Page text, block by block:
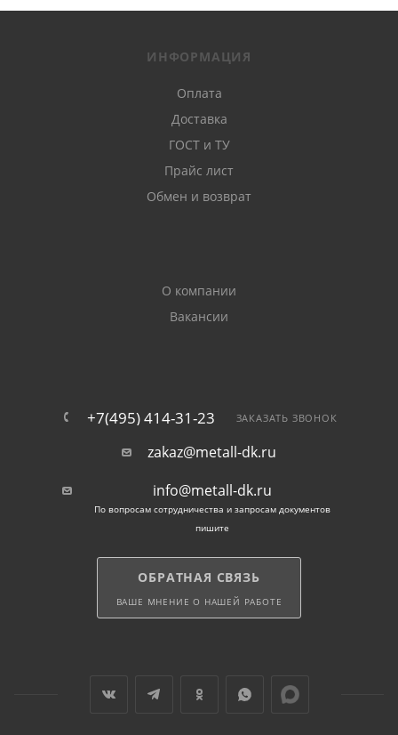
ИНФОРМАЦИЯ
Оплата
Доставка
ГОСТ и ТУ
Прайс лист
Обмен и возврат
О компании
Вакансии
+7(495) 414-31-23 ЗАКАЗАТЬ ЗВОНОК
zakaz@metall-dk.ru
info@metall-dk.ru
По вопросам сотрудничества и запросам документов
пишите
ОБРАТНАЯ СВЯЗЬ
ВАШЕ МНЕНИЕ О НАШЕЙ РАБОТЕ